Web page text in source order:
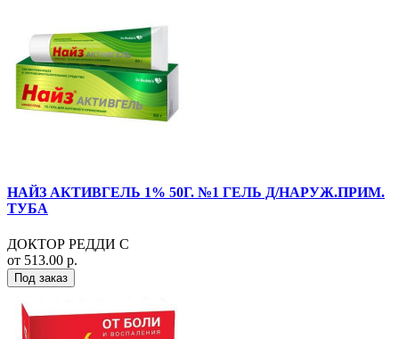
НАЙЗ АКТИВГЕЛЬ 1% 50Г. №1 ГЕЛЬ Д/НАРУЖ.ПРИМ.
ТУБА
ДОКТОР РЕДДИ С
от 513.00 р.
Под заказ